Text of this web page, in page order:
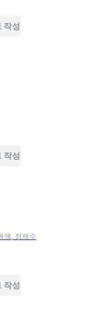
작성
작성
액, 정제수
작성